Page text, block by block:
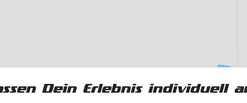
Dein Erlebnis individuell